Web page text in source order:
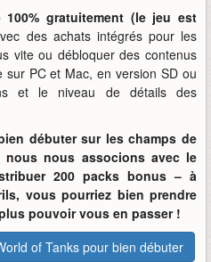
100% gratuitement (le jeu est
des achats intégrés pour les
vite ou débloquer des contenus
PC et Mac, en version SD ou
et le niveau de détails des
débuter sur les champs de
nous nous associons avec le
200 packs bonus – à
vous pourriez bien prendre
pouvoir vous en passer !
of Tanks pour bien débuter